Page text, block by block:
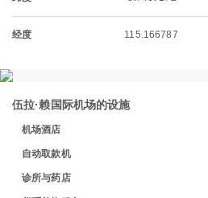
经度 115.166787
伍拉·赖国际机场的设施
机场酒店
自动取款机
诊所与药店